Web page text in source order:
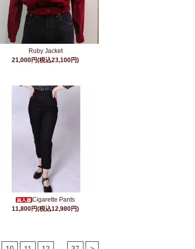
Ruby Jacket
21,000円(税込23,100円)
Cigarette Pants
11,800円(税込12,980円)